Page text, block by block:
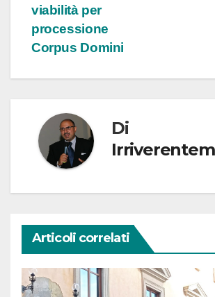
viabilità per
processione
Corpus Domini
Di
Articoli correlati